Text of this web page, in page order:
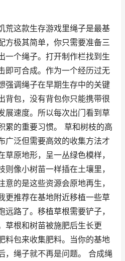
荒这款生存游戏里绳子是最基
方极其简单，你只需要准备三
一个绳子。打开制作栏找到生
即可合成。作为一个经历过无
强调绳子在早期生存中的关键
背包，没有背包你只能携带很
展速度。所以每次出门看到草
累的重要习惯。 草和树枝的高
广泛但需要高效的收集方法才
原地形，呈一丛绿色模样，
像小树苗一样插在土壤里，
的是这些资源会原地再生，
更推荐在基地附近移植一些草
路了。移植草根需要铲子，
草根和树苗被施肥后生长更
料包来收集肥料。当你的基地
，绳子就不再是问题。 合成绳